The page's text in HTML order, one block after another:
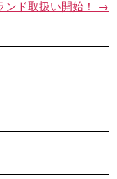
ンド取扱い開始！ →